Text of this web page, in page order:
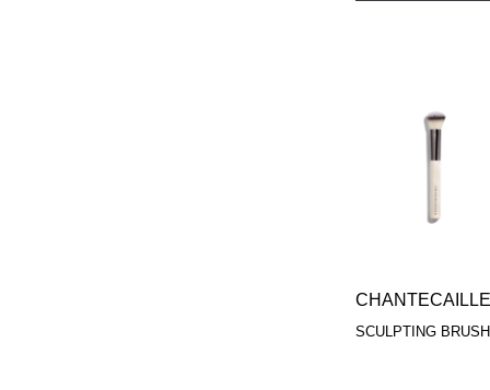
CHANTECAILLE
SCULPTING BRUSH